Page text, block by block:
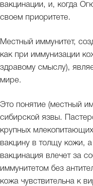
вакцинации, и, когда
своем приоритете.
Местный иммунитет,
как при иммунизации
здравому смыслу),
мире.
Это понятие (местный
сибирской язвы.
крупных
вакцину в толщу кожи,
вакцинация влечет за
иммунитетом без
кожа чувствительна к